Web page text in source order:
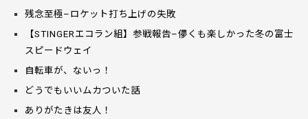
残念至極–ロケット打ち上げの失敗
【STINGERエコラン組】参戦報告–儚くも楽しかった冬の富士
スピードウェイ
自転車が、ないっ！
どうでもいいムカついた話
ありがたきは友人！